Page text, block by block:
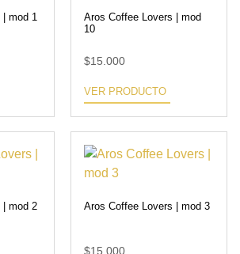
mod 1
Aros Coffee Lovers | mod
10
$15.000
VER PRODUCTO
| mod 2 Aros Coffee Lovers | mod 3
$15.000